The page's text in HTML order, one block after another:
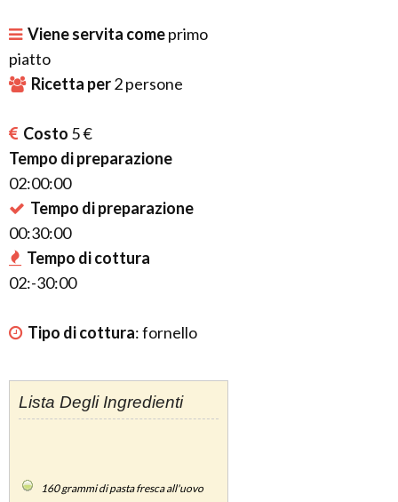
Viene servita comeprimo
piatto
Ricetta per2persone
Costo 5 €
Tempo di preparazione
02:00:00
Tempo di preparazione
00:30:00
Tempo di cottura
02:-30:00
Tipo di cottura:fornello
Lista Degli Ingredienti
160grammi di pasta fresca all'uovo